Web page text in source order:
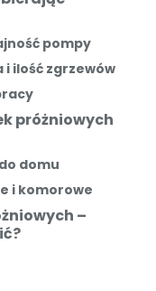
pompy
i ilość zgrzewów
próżniowych
domu
i komorowe
–